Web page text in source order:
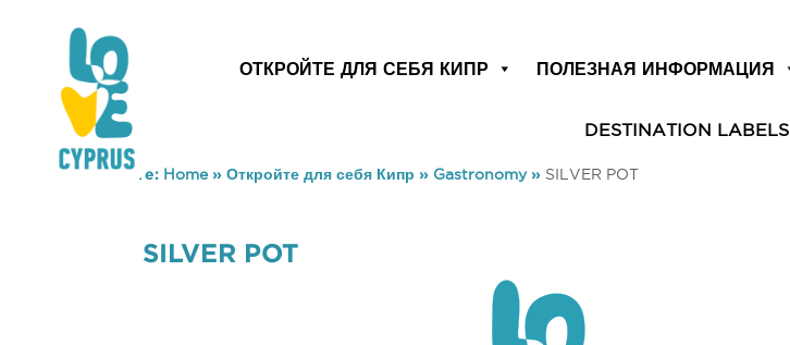
ОТКРОЙТЕ ДЛЯ СЕБЯ КИПР ПОЛЕЗНАЯ ИНФОРМАЦИЯ
DESTINATION LABELS
You are here: Home» Откройте для себя Кипр » Gastronomy» SILVER POT
SILVER POT